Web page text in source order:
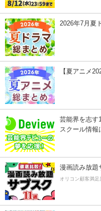
2026年7月夏
【夏アニメ
芸能界を志す
スクール情報
漫画読み放題
オリコン顧客満